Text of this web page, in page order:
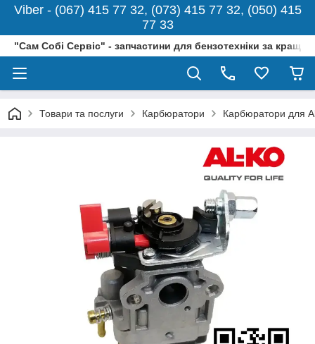
Viber - (067) 415 77 32, (073) 415 77 32, (050) 415
77 33
"Сам Собі Сервіс" - запчастини для бензотехніки за
Товари та послуги Карбюратори Карбюратори для